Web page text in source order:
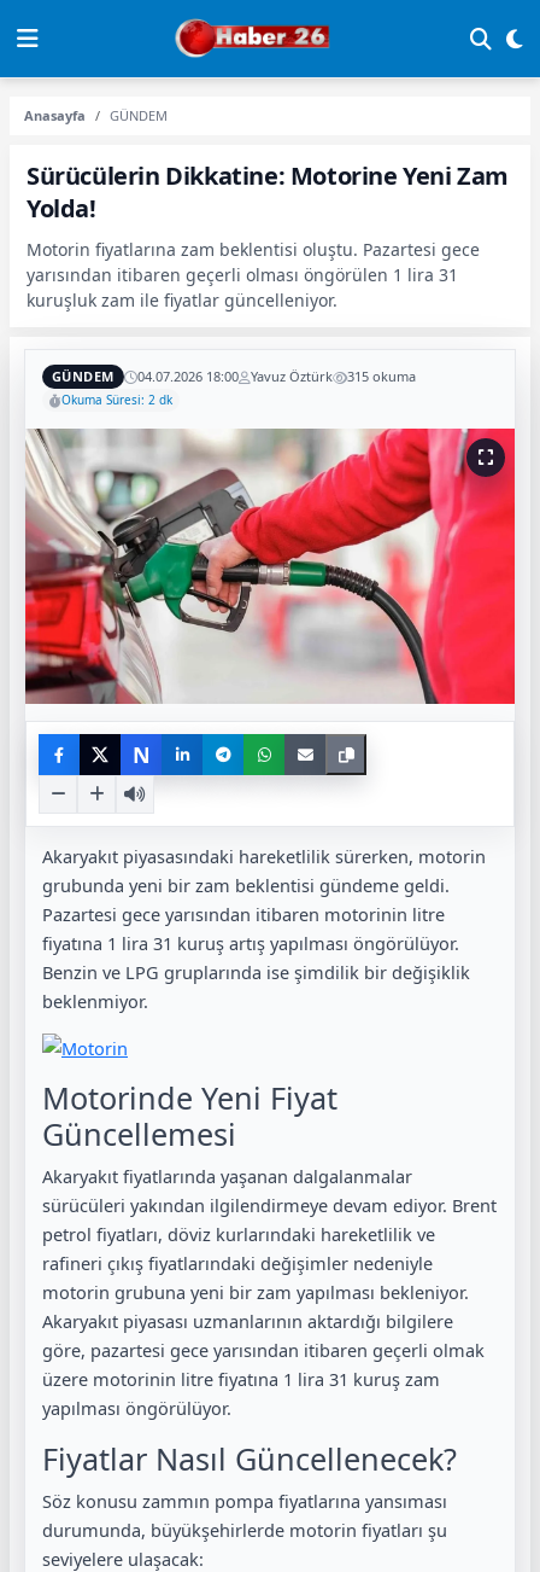
Anasayfa GÜNDEM
Sürücülerin Dikkatine: Motorine Yeni Zam
Yolda!
Motorin fiyatlarına zam beklentisi oluştu. Pazartesi gece
yarısından itibaren geçerli olması öngörülen 1 lira 31
kuruşluk zam ile fiyatlar güncelleniyor.
GÜNDEM 04.07.2026 18:00 Yavuz Öztürk 315 okuma
Okuma Süresi: 2 dk
N
Akaryakıt piyasasındaki hareketlilik sürerken, motorin
grubunda yeni bir zam beklentisi gündeme geldi.
Pazartesi gece yarısından itibaren motorinin litre
fiyatına 1 lira 31 kuruş artış yapılması öngörülüyor.
Benzin ve LPG gruplarında ise şimdilik bir değişiklik
beklenmiyor.
Motorinde Yeni Fiyat
Güncellemesi
Akaryakıt fiyatlarında yaşanan dalgalanmalar
sürücüleri yakından ilgilendirmeye devam ediyor. Brent
petrol fiyatları, döviz kurlarındaki hareketlilik ve
rafineri çıkış fiyatlarındaki değişimler nedeniyle
motorin grubuna yeni bir zam yapılması bekleniyor.
Akaryakıt piyasası uzmanlarının aktardığı bilgilere
göre, pazartesi gece yarısından itibaren geçerli olmak
üzere motorinin litre fiyatına 1 lira 31 kuruş zam
yapılması öngörülüyor.
Fiyatlar Nasıl Güncellenecek?
Söz konusu zammın pompa fiyatlarına yansıması
durumunda, büyükşehirlerde motorin fiyatları şu
seviyelere ulaşacak: